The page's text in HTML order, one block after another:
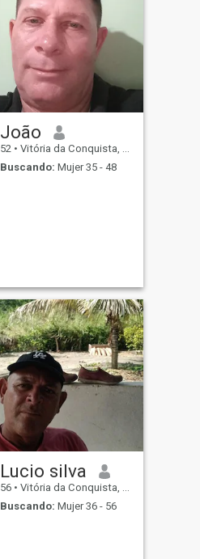
João
52 • Vitória da Conquista, Bahia, Brasil
Buscando: Mujer 35 - 48
Lucio silva
56 • Vitória da Conquista, Bahia, Brasil
Buscando: Mujer 36 - 56